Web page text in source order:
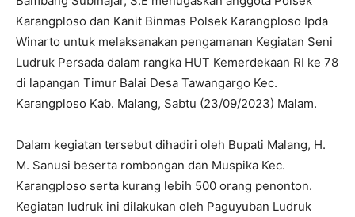
Karangploso dan Kanit Binmas Polsek Karangploso Ipda
Winarto untuk melaksanakan pengamanan Kegiatan Seni
Ludruk Persada dalam rangka HUT Kemerdekaan RI ke 78
di lapangan Timur Balai Desa Tawangargo Kec.
Karangploso Kab. Malang, Sabtu (23/09/2023) Malam.
Dalam kegiatan tersebut dihadiri oleh Bupati Malang, H.
M. Sanusi beserta rombongan dan Muspika Kec.
Karangploso serta kurang lebih 500 orang penonton.
Kegiatan ludruk ini dilakukan oleh Paguyuban Ludruk